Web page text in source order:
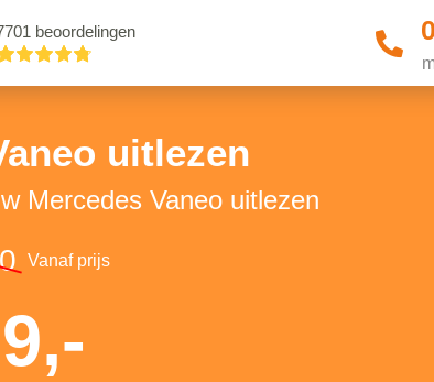
beoordelingen
uitlezen
Mercedes Vaneo uitlezen
Vanaf prijs